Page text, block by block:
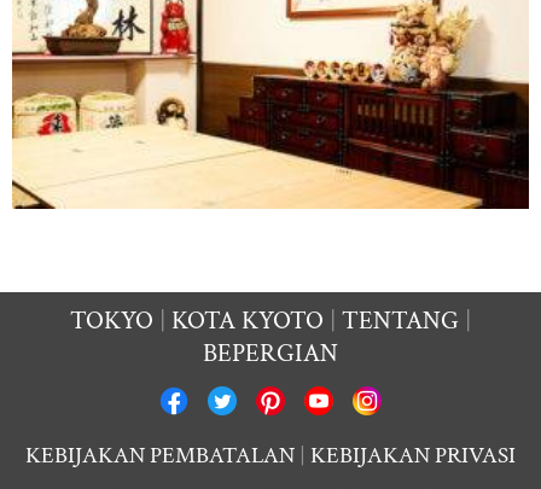
TOKYO KOTA KYOTO TENTANG
BEPERGIAN
KEBIJAKAN PEMBATALAN KEBIJAKAN PRIVASI